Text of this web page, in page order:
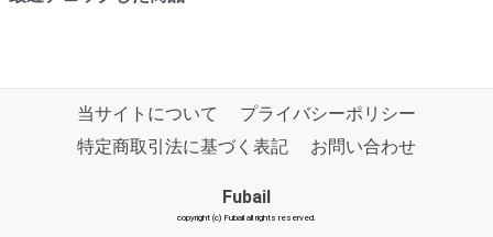
当サイトについて
プライバシーポリシー
特定商取引法に基づく表記
お問い合わせ
Fubail
copyright (c) Fubail all rights reserved.